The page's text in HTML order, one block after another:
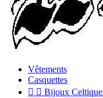
Vêtements
Casquettes
  Bijoux